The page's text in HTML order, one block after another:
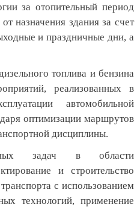
за отопительный период
назначения здания за счет
и праздничные дни, а
топлива и бензина
реализованных в
автомобильной
оптимизации маршрутов
дисциплины.
задач в области
и строительство
с использованием
технологий, применение